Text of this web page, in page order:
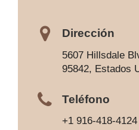
Dirección
5607 Hillsdale
95842, Estados
Teléfono
+1 916-418-4124